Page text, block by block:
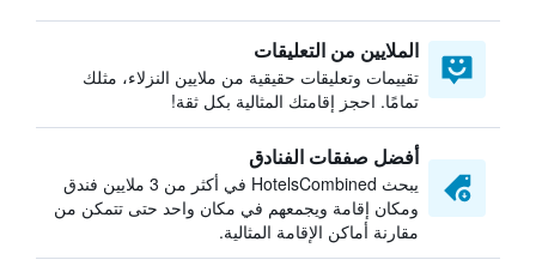
الملايين من التعليقات
تقييمات وتعليقات حقيقية من ملايين النزلاء، مثلك
تمامًا. احجز إقامتك المثالية بكل ثقة!
أفضل صفقات الفنادق
يبحث HotelsCombined في أكثر من 3 ملايين فندق
ومكان إقامة ويجمعهم في مكان واحد حتى تتمكن من
مقارنة أماكن الإقامة المثالية.